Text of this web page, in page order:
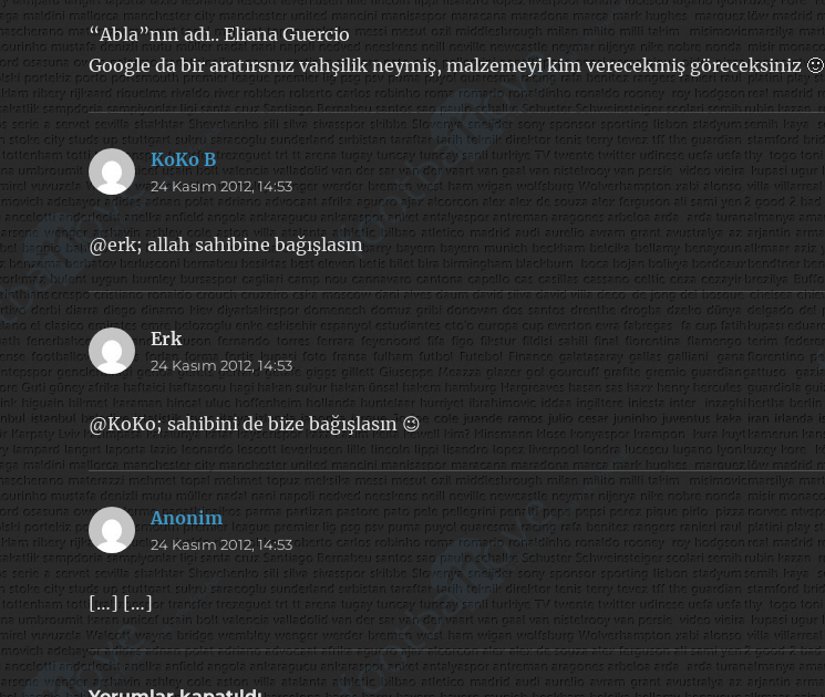
“Abla”nın adı.. Eliana Guercio
Google da bir aratırsnız vahşilik neymiş, malzemeyi kim verecekmiş göreceksiniz 🙂
KoKo Bdedi
ki:
24 Kasım 2012, 14:53
@erk; allah sahibine bağışlasın
Erkdedi
ki:
24 Kasım 2012, 14:53
@KoKo; sahibini de bize bağışlasın 😉
Anonim dedi
ki:
24 Kasım 2012, 14:53
[…] […]